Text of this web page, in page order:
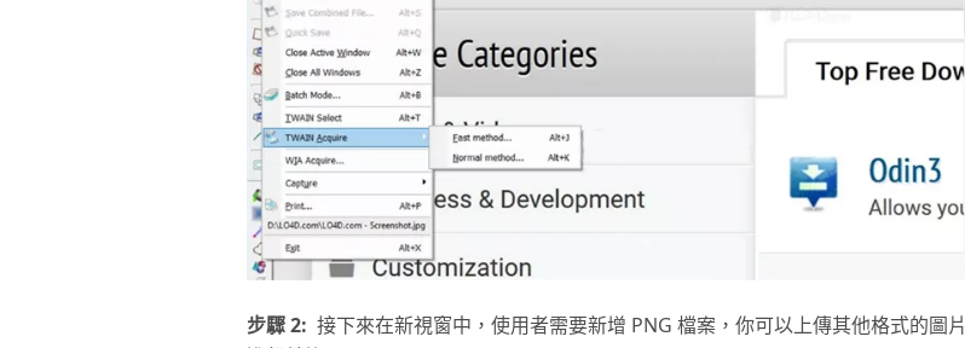
步驟 2: 接下來在新視窗中，使用者需要新增 PNG 檔案，你可以上傳其他格式的圖片